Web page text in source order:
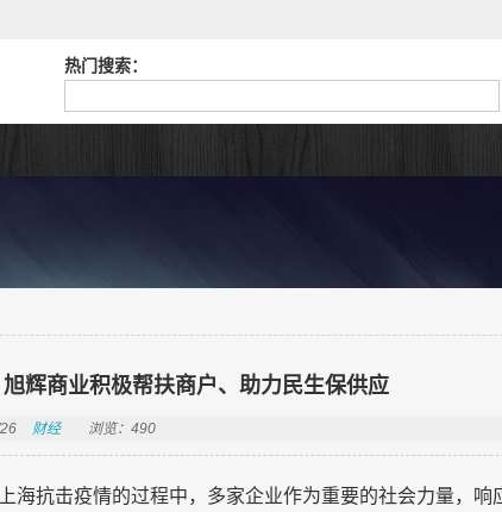
热门搜索：
辉商业积极帮扶商户、助力民生保供应
财经 浏览：490
海抗击疫情的过程中，多家企业作为重要的社会力量，响